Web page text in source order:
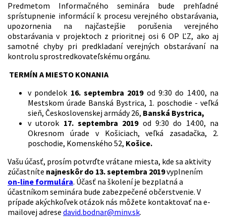
Predmetom Informačného seminára bude prehľadné
sprístupnenie informácií k procesu verejného obstarávania,
upozornenia na najčastejšie porušenia verejného
obstarávania v projektoch z prioritnej osi 6 OP ĽZ, ako aj
samotné chyby pri predkladaní verejných obstarávaní na
kontrolu sprostredkovateľskému orgánu.
TERMÍN A MIESTO KONANIA
v pondelok 16. septembra 2019od 9:30 do 14:00, na
Mestskom úrade Banská Bystrica, 1. poschodie - veľká
sieň, Československej armády 26, Banská Bystrica,
v utorok 17. septembra 2019 od 9:30 do 14:00, na
Okresnom úrade v Košiciach, veľká zasadačka, 2.
poschodie, Komenského 52, Košice.
Vašu účasť, prosím potvrďte vrátane miesta, kde sa aktivity
zúčastníte najneskôr do 13. septembra 2019vyplnením
on-line formulára. Účasť na školení je bezplatná a
účastníkom seminára bude zabezpečené občerstvenie. V
prípade akýchkoľvek otázok nás môžete kontaktovať na e-
mailovej adrese david.bodnar@minv.sk.